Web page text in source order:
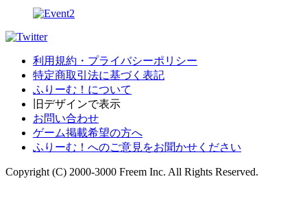
利用規約・プライバシーポリシー
特定商取引法に基づく表記
ふりーむ！について
旧デザインで表示
お問い合わせ
ゲーム掲載希望の方へ
ふりーむ！へのご意見をお聞かせください
Copyright (C) 2000-3000 Freem Inc. All Rights Reserved.